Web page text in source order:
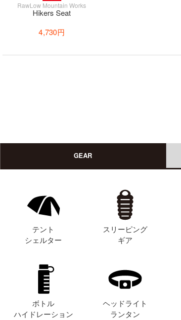
RawLow Mountain Works
Hikers Seat
4,730円
GEAR
テント
シェルター
スリーピング
ギア
ボトル
ハイドレーション
ヘッドライト
ランタン